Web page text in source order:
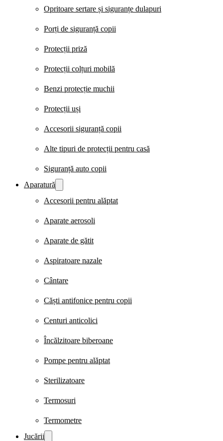
Opritoare sertare și siguranțe dulapuri
Porți de siguranță copii
Protecții priză
Protecții colțuri mobilă
Benzi protecție muchii
Protecții uși
Accesorii siguranță copii
Alte tipuri de protecții pentru casă
Siguranță auto copii
Aparatură
Accesorii pentru alăptat
Aparate aerosoli
Aparate de gătit
Aspiratoare nazale
Cântare
Căști antifonice pentru copii
Centuri anticolici
Încălzitoare biberoane
Pompe pentru alăptat
Sterilizatoare
Termosuri
Termometre
Jucării